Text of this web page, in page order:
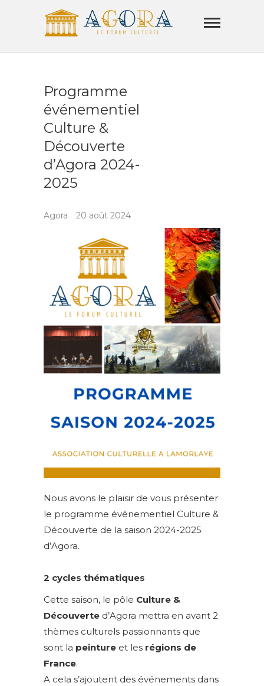
Agora
LE FORUM CULTUREL
Programme
événementiel
Culture &
Découverte
d’Agora 2024-
2025
Agora 20 août 2024
Nous avons le plaisir de vous présenter
le programme événementiel Culture &
Découverte de la saison 2024-2025
d’Agora.
2 cycles thématiques
Cette saison, le pôle Culture &
Découverte d’Agora mettra en avant 2
thèmes culturels passionnants que
sont la peinture et les régions de
France.
A cela s’ajoutent des événements dans